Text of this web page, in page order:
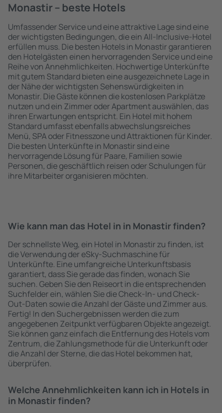
Monastir – beste Hotels
Umfassender Service und eine attraktive Lage sind eine
der wichtigsten Bedingungen, die ein All-Inclusive-Hotel
erfüllen muss. Die besten Hotels in Monastir garantieren
den Hotelgästen einen hervorragenden Service und eine
Reihe von Annehmlichkeiten. Hochwertige Unterkünfte
mit gutem Standard bieten eine ausgezeichnete Lage in
der Nähe der wichtigsten Sehenswürdigkeiten in
Monastir. Die Gäste können die kostenlosen Parkplätze
nutzen und ein Zimmer oder Apartment auswählen, das
ihren Erwartungen entspricht. Ein Hotel mit hohem
Standard umfasst ebenfalls abwechslungsreiches
Menü, SPA oder Fitnesszone und Attraktionen für Kinder.
Die besten Unterkünfte in Monastir sind eine
hervorragende Lösung für Paare, Familien sowie
Personen, die geschäftlich reisen oder Schulungen für
ihre Mitarbeiter organisieren möchten.
Wie kann man das Hotel in in Monastir finden?
Der schnellste Weg, ein Hotel in Monastir zu finden, ist
die Verwendung der eSky-Suchmaschine für
Unterkünfte. Eine umfangreiche Unterkunftsbasis
garantiert, dass Sie gerade das finden, wonach Sie
suchen. Geben Sie den Reiseort in die entsprechenden
Suchfelder ein, wählen Sie die Check-In- und Check-
Out-Daten sowie die Anzahl der Gäste und Zimmer aus.
Fertig! In den Suchergebnissen werden die zum
angegebenen Zeitpunkt verfügbaren Objekte angezeigt.
Sie können ganz einfach die Entfernung des Hotels vom
Zentrum, die Zahlungsmethode für die Unterkunft oder
die Anzahl der Sterne, die das Hotel bekommen hat,
überprüfen.
Welche Annehmlichkeiten kann ich in Hotels in
in Monastir finden?